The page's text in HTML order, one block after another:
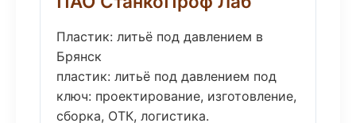
Пластик: литьё под давлением в
Брянск
пластик: литьё под давлением под
ключ: проектирование, изготовление,
сборка, ОТК, логистика.